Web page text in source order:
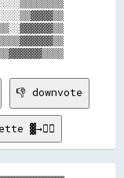
👎 downvote
▓→✊🏽